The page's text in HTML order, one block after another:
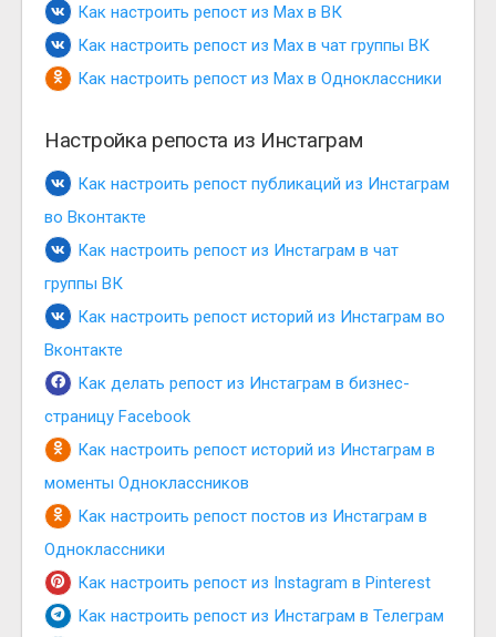
Как настроить репост из Max в ВК
Как настроить репост из Max в чат группы ВК
Как настроить репост из Max в Одноклассники
Настройка репоста из Инстаграм
Как настроить репост публикаций из Инстаграм
во Вконтакте
Как настроить репост из Инстаграм в чат
группы ВК
Как настроить репост историй из Инстаграм во
Вконтакте
Как делать репост из Инстаграм в бизнес-
страницу Facebook
Как настроить репост историй из Инстаграм в
моменты Одноклассников
Как настроить репост постов из Инстаграм в
Одноклассники
Как настроить репост из Instagram в Pinterest
Как настроить репост из Инстаграм в Телеграм